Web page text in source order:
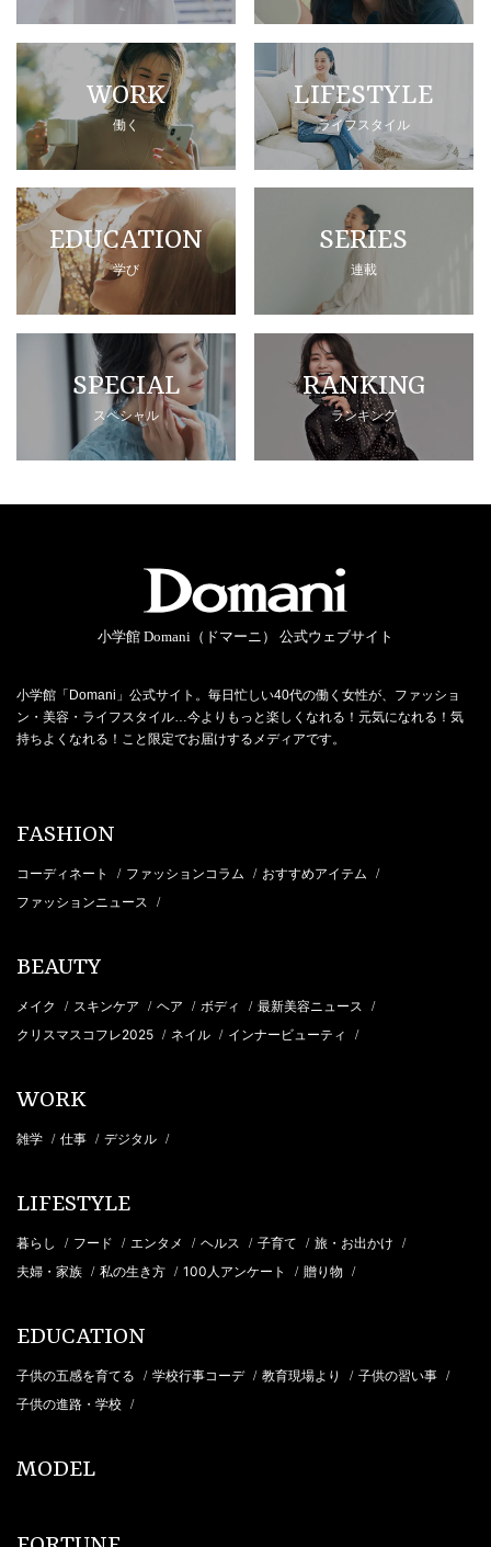
WORK
働く
LIFESTYLE
ライフスタイル
EDUCATION
学び
SERIES
連載
SPECIAL
スペシャル
RANKING
ランキング
小学館 Domani（ドマーニ） 公式ウェブサイト
小学館「Domani」公式サイト。毎日忙しい40代の働く女性が、ファッショ
ン・美容・ライフスタイル…今よりもっと楽しくなれる！元気になれる！気
持ちよくなれる！こと限定でお届けするメディアです。
FASHION
コーディネート / ファッションコラム / おすすめアイテム /
ファッションニュース /
BEAUTY
メイク / スキンケア / ヘア / ボディ / 最新美容ニュース /
クリスマスコフレ2025 / ネイル / インナービューティ /
WORK
雑学 / 仕事 / デジタル /
LIFESTYLE
暮らし / フード / エンタメ / ヘルス / 子育て / 旅・お出かけ /
夫婦・家族 / 私の生き方 / 100人アンケート / 贈り物 /
EDUCATION
子供の五感を育てる / 学校行事コーデ / 教育現場より / 子供の習い事 /
子供の進路・学校 /
MODEL